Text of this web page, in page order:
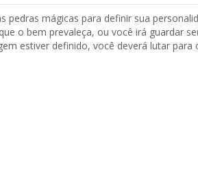
mágicas para definir sua
o bem prevaleça, ou você irá guardar
estiver definido, você deverá lutar